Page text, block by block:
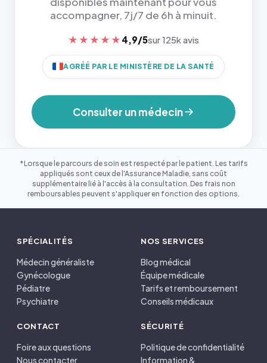
accompagner, 7j/7 de 6h à minuit.
★★★★★ 4,9/5sur 125k avis
AGRÉÉ PAR LE MINISTÈRE DE LA SANTÉ
Consulter un médecin
*Lorsque le parcours de soin est respecté par le patient. Les tarifs
appliqués sont ceux de l'Assurance Maladie, sans coût
supplémentaire lié à l'accès à la consultation. Des frais non
remboursables peuvent s'appliquer en fonction des options.
SPÉCIALITÉS
Médecin généraliste
Gynécologue
Pédiatre
Psychiatre
NOS SERVICES
Blog médical
Équipe médicale
Tarifs et remboursement
Conseils médicaux
CONTACT
Foire aux questions
Nous contacter
SÉCURITÉ
Politique de confidentialité
Information &